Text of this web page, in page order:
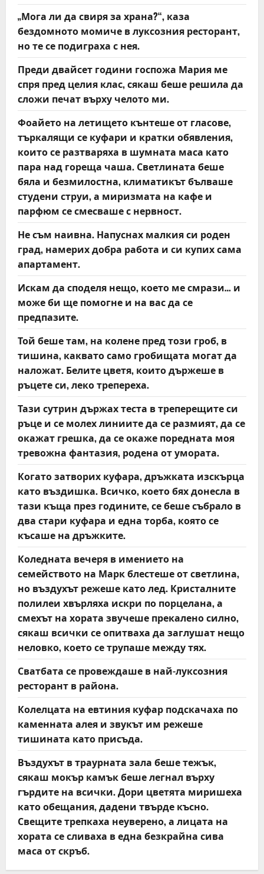
„Мога ли да свиря за храна?“, каза
бездомното момиче в луксозния ресторант,
но те се подиграха с нея.
Преди двайсет години госпожа Мария ме
спря пред целия клас, сякаш беше решила да
сложи печат върху челото ми.
Фоайето на летището кънтеше от гласове,
търкалящи се куфари и кратки обявления,
които се разтваряха в шумната маса като
пара над гореща чаша. Светлината беше
бяла и безмилостна, климатикът бълваше
студени струи, а миризмата на кафе и
парфюм се смесваше с нервност.
Не съм наивна. Напуснах малкия си роден
град, намерих добра работа и си купих сама
апартамент.
Искам да споделя нещо, което ме смрази… и
може би ще помогне и на вас да се
предпазите.
Той беше там, на колене пред този гроб, в
тишина, каквато само гробищата могат да
наложат. Белите цветя, които държеше в
ръцете си, леко трепереха.
Тази сутрин държах теста в треперещите си
ръце и се молех линиите да се размият, да се
окажат грешка, да се окаже поредната моя
тревожна фантазия, родена от умората.
Когато затворих куфара, дръжката изскърца
като въздишка. Всичко, което бях донесла в
тази къща през годините, се беше събрало в
два стари куфара и една торба, която се
късаше на дръжките.
Коледната вечеря в имението на
семейството на Марк блестеше от светлина,
но въздухът режеше като лед. Кристалните
полилеи хвърляха искри по порцелана, а
смехът на хората звучеше прекалено силно,
сякаш всички се опитваха да заглушат нещо
неловко, което се трупаше между тях.
Сватбата се провеждаше в най-луксозния
ресторант в района.
Колелцата на евтиния куфар подскачаха по
каменната алея и звукът им режеше
тишината като присъда.
Въздухът в траурната зала беше тежък,
сякаш мокър камък беше легнал върху
гърдите на всички. Дори цветята миришеха
като обещания, дадени твърде късно.
Свещите трепкаха неуверено, а лицата на
хората се сливаха в една безкрайна сива
маса от скръб.